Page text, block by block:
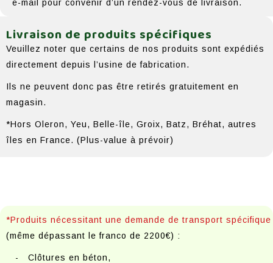
e-mail pour convenir d’un rendez-vous de livraison.
Livraison de produits spécifiques
Veuillez noter que certains de nos produits sont expédiés
directement depuis l’usine de fabrication.
Ils ne peuvent donc pas être retirés gratuitement en
magasin.
*Hors Oleron, Yeu, Belle-île, Groix, Batz, Bréhat, autres
îles en France. (Plus-value à prévoir)
*Produits nécessitant une demande de transport spécifique
(même dépassant le franco de 2200€) :
- Clôtures en béton,